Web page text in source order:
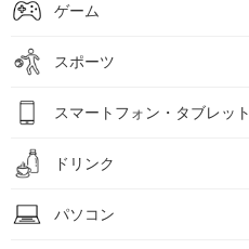
ゲーム
スポーツ
スマートフォン・タブレット
ドリンク
パソコン